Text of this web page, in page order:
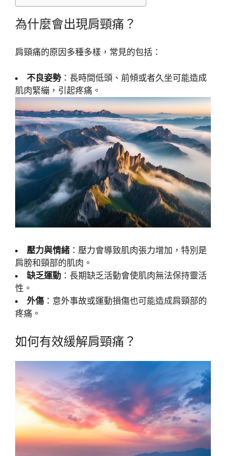
為什麼會出現肩頸痛？
肩頸痛的原因多種多樣，常見的包括：
不良姿勢：長時間低頭、前傾或者久坐可能造成
肌肉緊繃，引起疼痛。
壓力與情緒 ：壓力會導致肌肉張力增加，特別是
肩膀和頸部的肌肉。
缺乏運動 ：長期缺乏活動會使肌肉無法保持靈活
性。
外傷 ：意外事故或運動損傷也可能造成肩頸部的
疼痛。
如何有效緩解肩頸痛？